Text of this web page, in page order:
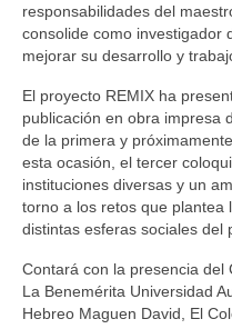
responsabilidades del
consolide como investigador
mejorar su desarrollo y
El proyecto REMIX ha
publicación en obra impresa
de la primera y
esta ocasión, el tercer
instituciones diversas y un
torno a los retos que plantea
distintas esferas sociales del
Contará con la presencia del
La Benemérita Universidad
Hebreo Maguen David, El